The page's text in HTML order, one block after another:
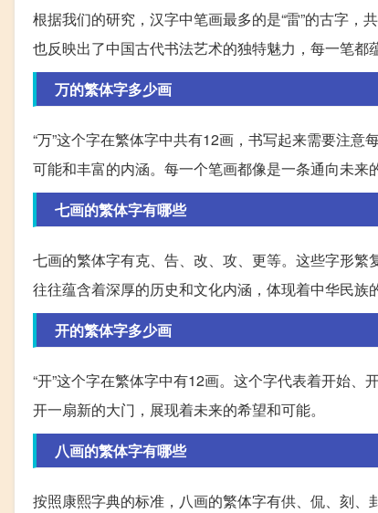
根据我们的研究，汉字中笔画最多的是“雷”的古字
也反映出了中国古代书法艺术的独特魅力，每一笔都
万的繁体字多少画
“万”这个字在繁体字中共有12画，书写起来需要注
可能和丰富的内涵。每一个笔画都像是一条通向未来
七画的繁体字有哪些
七画的繁体字有克、告、改、攻、更等。这些字形
往往蕴含着深厚的历史和文化内涵，体现着中华民族
开的繁体字多少画
“开”这个字在繁体字中有12画。这个字代表着开始
开一扇新的大门，展现着未来的希望和可能。
八画的繁体字有哪些
按照康熙字典的标准，八画的繁体字有供、侃、刻